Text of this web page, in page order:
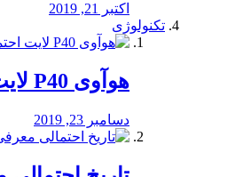
اکتبر 21, 2019
تکنولوژی
هوآوی P40 لایت احتمالا موبا
دسامبر 23, 2019